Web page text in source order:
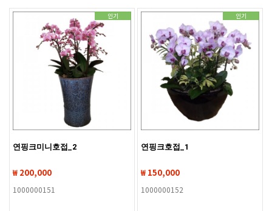
인기
연핑크미니호접_2
₩ 200,000
1000000151
인기
연핑크호접_1
₩ 150,000
1000000152